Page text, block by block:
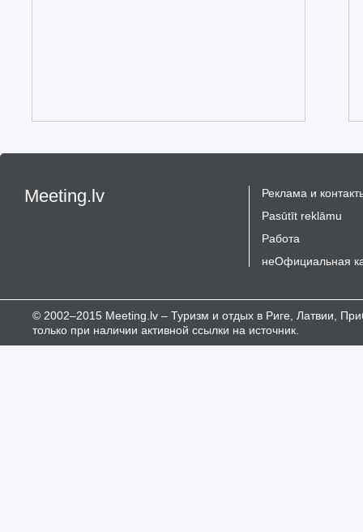
Meeting.lv
Реклама и
Pasūtīt reklāmu
Работа
неОфициальная
© 2002–2015 Meeting.lv – Туризм и отдых в Риге, Латвии,
только при наличии активной ссылки на источник.